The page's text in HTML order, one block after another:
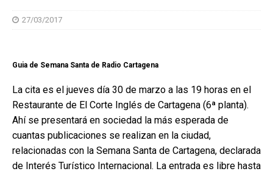
27/03/2017
Guia de Semana Santa de Radio Cartagena
La cita es el jueves día 30 de marzo a las 19 horas en el
Restaurante de El Corte Inglés de Cartagena (6ª planta).
Ahí se presentará en sociedad la más esperada de
cuantas publicaciones se realizan en la ciudad,
relacionadas con la Semana Santa de Cartagena, declarada
de Interés Turístico Internacional. La entrada es libre hasta